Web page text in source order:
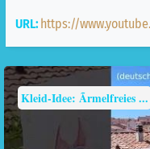
URL: https://
Kleid-Idee: Ãrmelfreies ...